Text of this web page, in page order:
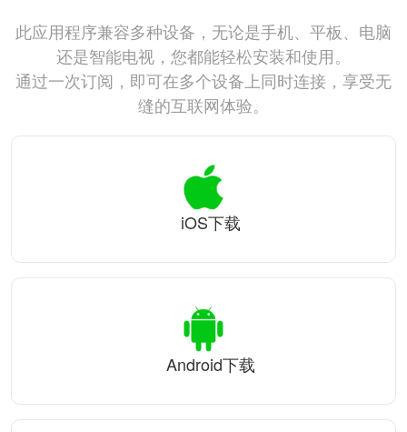
此应用程序兼容多种设备，无论是手机、平板、电脑
还是智能电视，您都能轻松安装和使用。
通过一次订阅，即可在多个设备上同时连接，享受无
缝的互联网体验。
iOS下载
Android下载